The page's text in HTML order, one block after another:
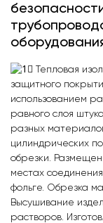
Тепловая
защитного
использованием
равного слоя
разных
цилиндрических
обрезки.
местах
фольге. Обрезка
Высушивание
растворов.